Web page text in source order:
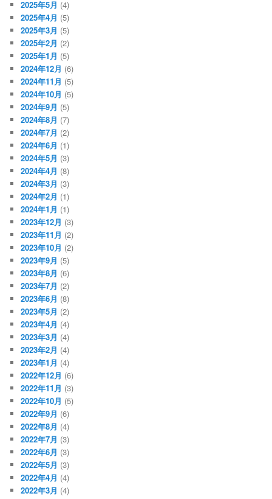
2025年5月 (4)
2025年4月 (5)
2025年3月 (5)
2025年2月 (2)
2025年1月 (5)
2024年12月 (6)
2024年11月 (5)
2024年10月 (5)
2024年9月 (5)
2024年8月 (7)
2024年7月 (2)
2024年6月 (1)
2024年5月 (3)
2024年4月 (8)
2024年3月 (3)
2024年2月 (1)
2024年1月 (1)
2023年12月 (3)
2023年11月 (2)
2023年10月 (2)
2023年9月 (5)
2023年8月 (6)
2023年7月 (2)
2023年6月 (8)
2023年5月 (2)
2023年4月 (4)
2023年3月 (4)
2023年2月 (4)
2023年1月 (4)
2022年12月 (6)
2022年11月 (3)
2022年10月 (5)
2022年9月 (6)
2022年8月 (4)
2022年7月 (3)
2022年6月 (3)
2022年5月 (3)
2022年4月 (4)
2022年3月 (4)